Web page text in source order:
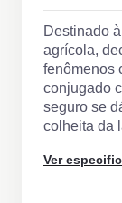
Destinado
agrícola,
fenômenos
conjugado
seguro se
colheita da
Ver